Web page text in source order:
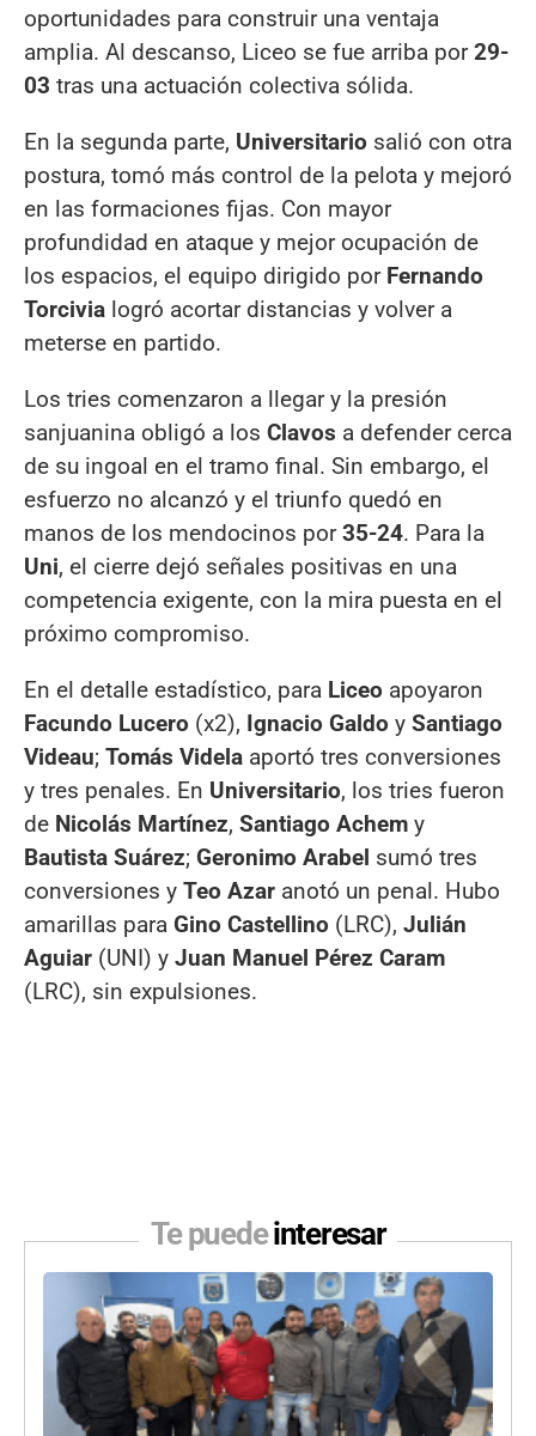
oportunidades para construir una ventaja
amplia. Al descanso, Liceo se fue arriba por29-
03 tras una actuación colectiva sólida.
En la segunda parte, Universitario salió con otra
postura, tomó más control de la pelota y mejoró
en las formaciones fijas. Con mayor
profundidad en ataque y mejor ocupación de
los espacios, el equipo dirigido por Fernando
Torcivia logró acortar distancias y volver a
meterse en partido.
Los tries comenzaron a llegar y la presión
sanjuanina obligó a los Clavos a defender cerca
de su ingoal en el tramo final. Sin embargo, el
esfuerzo no alcanzó y el triunfo quedó en
manos de los mendocinos por35-24. Para la
Uni, el cierre dejó señales positivas en una
competencia exigente, con la mira puesta en el
próximo compromiso.
En el detalle estadístico, para Liceo apoyaron
Facundo Lucero (x2), Ignacio Galdo y Santiago
Videau; Tomás Videla aportó tres conversiones
y tres penales. En Universitario, los tries fueron
de Nicolás Martínez, Santiago Achem y
Bautista Suárez; Geronimo Arabel sumó tres
conversiones y Teo Azar anotó un penal. Hubo
amarillas para Gino Castellino (LRC), Julián
Aguiar (UNI) y Juan Manuel Pérez Caram
(LRC), sin expulsiones.
Te puedeinteresar